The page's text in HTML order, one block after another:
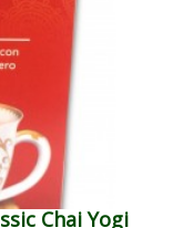
Chai Yogi